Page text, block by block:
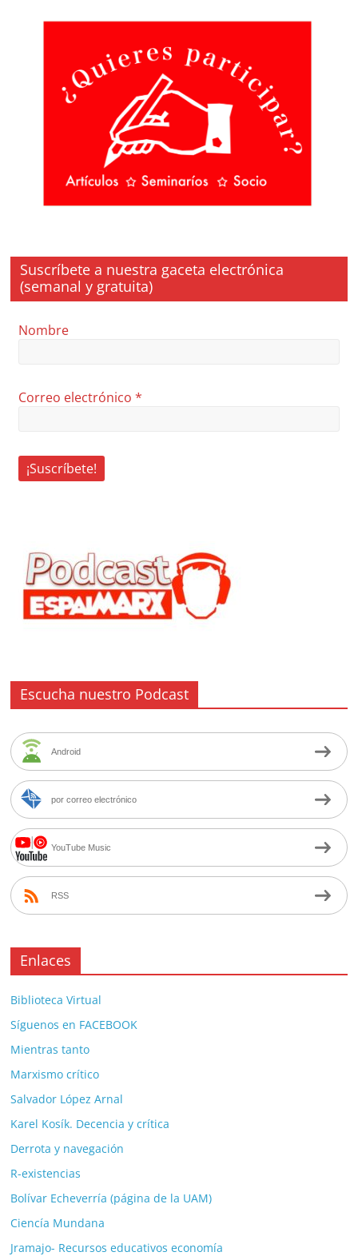
Suscríbete a nuestra gaceta electrónica
(semanal y gratuita)
Nombre
Correo electrónico*
Escucha nuestro Podcast
Android
por correo electrónico
YouTube Music
RSS
Enlaces
Biblioteca Virtual
Síguenos en FACEBOOK
Mientras tanto
Marxismo crítico
Salvador López Arnal
Karel Kosík. Decencia y crítica
Derrota y navegación
R-existencias
Bolívar Echeverría (página de la UAM)
Ciencía Mundana
Jramajo- Recursos educativos economía